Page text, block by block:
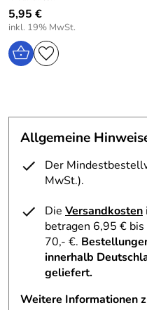
5,95 €
inkl. 19% MwSt.
Allgemeine
Der
MwSt.).
Die Versandkosten
betragen 6,95 €
70,- €.
innerhalb
geliefert.
Weitere Informationen